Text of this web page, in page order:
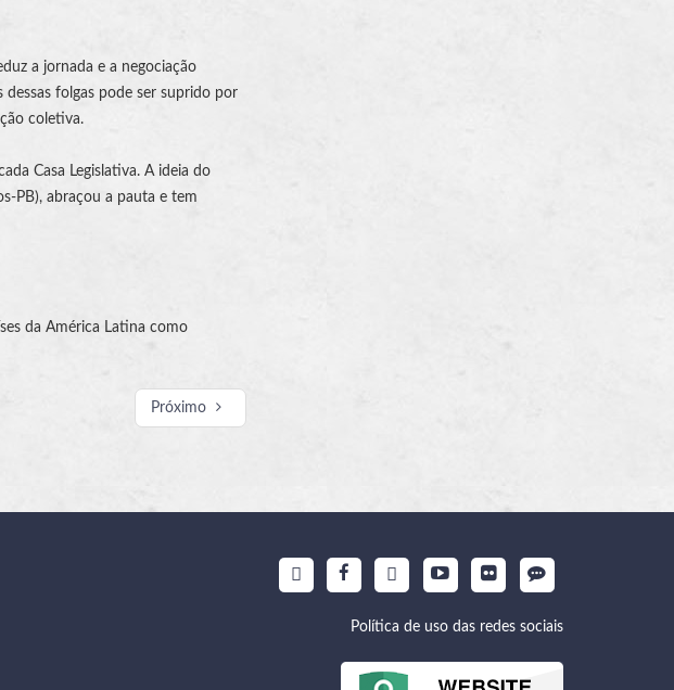
a jornada e a negociação
folgas pode ser suprido por
coletiva.
Casa Legislativa. A ideia do
PB), abraçou a pauta e tem
da América Latina como
Próximo
Política de uso das redes sociais